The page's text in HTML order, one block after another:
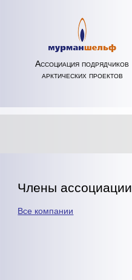
Ассоциация подрядчиков
арктических проектов
Члены ассоциации
Все компании